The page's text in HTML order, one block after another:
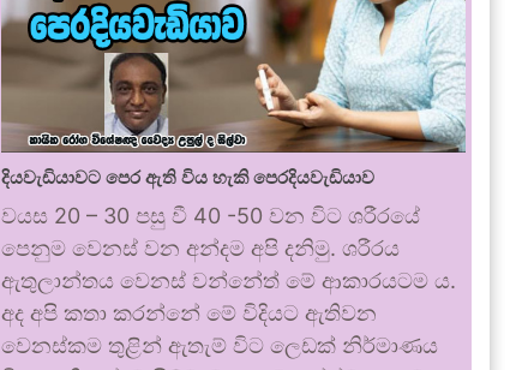
දියවැඩියාවට පෙර ඇති විය හැකි පෙරදියවැඩියාව
වයස 20 – 30 පසු වී 40 -50 වන විට ශරීරයේ
පෙනුම වෙනස් වන අන්දම අපි දනිමු. ශරීරය
ඇතුලාන්තය වෙනස් වන්නේත් මේ ආකාරයටම ය.
අද අපි කතා කරන්නේ මේ විදියට ඇතිවන
වෙනස්කම තුළින් ඇතැම් විට ලෙඩක් නිර්මාණය